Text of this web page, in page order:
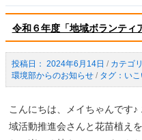
ポ
ー
タ
ー
（１
目）」
（開
学
習
講
座
eco
ッ
令和６年度「地域ボランティ
2024年6月14日 /
環境部からのお知らせ/ い
こんにちは、メイちゃんです
域活動推進会さんと花苗植え